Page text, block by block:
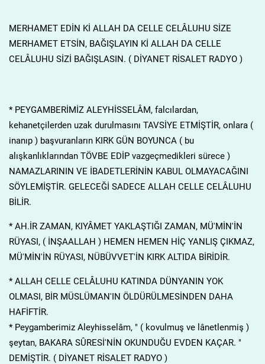
MERHAMET EDİN Kİ ALLAH DA CELLE CELÂLUHU SİZE
MERHAMET ETSİN, BAĞIŞLAYIN Kİ ALLAH DA CELLE
CELÂLUHU SİZİ BAĞIŞLASIN. ( DİYANET RİSALET RADYO )
* PEYGAMBERİMİZ ALEYHİSSELÂM, falcılardan,
kehanetçilerden uzak durulmasını TAVSİYE ETMİŞTİR, onlara (
inanıp ) başvuranların KIRK GÜN BOYUNCA ( bu
alışkanlıklarından TÖVBE EDİP vazgeçmedikleri sürece )
NAMAZLARININ VE İBADETLERİNİN KABUL OLMAYACAĞINI
SÖYLEMİŞTİR. GELECEĞİ SADECE ALLAH CELLE CELÂLUHU
BİLİR.
* AH.İR ZAMAN, KIYÂMET YAKLAŞTIĞI ZAMAN, MÜ'MİN'İN
RÜYASI, ( İNŞAALLAH ) HEMEN HEMEN HİÇ YANLIŞ ÇIKMAZ,
MÜ'MİN'İN RÜYASI, NÜBÜVVET'İN KIRK ALTIDA BİRİDİR.
* ALLAH CELLE CELÂLUHU KATINDA DÜNYANIN YOK
OLMASI, BİR MÜSLÜMAN'IN ÖLDÜRÜLMESİNDEN DAHA
HAFİFTİR.
* Peygamberimiz Aleyhisselâm, " ( kovulmuş ve lânetlenmiş )
şeytan, BAKARA SÛRESİ'NİN OKUNDUĞU EVDEN KAÇAR. "
DEMİŞTİR. ( DİYANET RİSALET RADYO )